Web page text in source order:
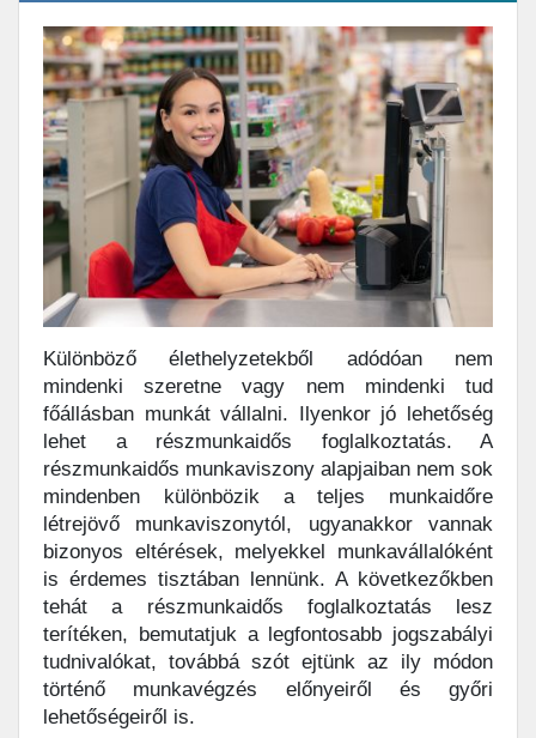
Különböző élethelyzetekből adódóan nem
mindenki szeretne vagy nem mindenki tud
főállásban munkát vállalni. Ilyenkor jó lehetőség
lehet a részmunkaidős foglalkoztatás. A
részmunkaidős munkaviszony alapjaiban nem sok
mindenben különbözik a teljes munkaidőre
létrejövő munkaviszonytól, ugyanakkor vannak
bizonyos eltérések, melyekkel munkavállalóként
is érdemes tisztában lennünk. A következőkben
tehát a részmunkaidős foglalkoztatás lesz
terítéken, bemutatjuk a legfontosabb jogszabályi
tudnivalókat, továbbá szót ejtünk az ily módon
történő munkavégzés előnyeiről és győri
lehetőségeiről is.